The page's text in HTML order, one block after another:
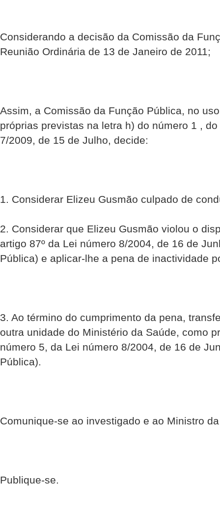
Considerando a decisão da Comissão da
Reunião Ordinária de 13 de Janeiro de 2011;
Assim, a Comissão da Função Pública, no
próprias previstas na letra h) do número 1 , do
7/2009, de 15 de Julho, decide:
1. Considerar Elizeu Gusmão culpado de
2. Considerar que Elizeu Gusmão violou o
artigo 87º da Lei número 8/2004, de 16 de
Pública) e aplicar-lhe a pena de inactividade
3. Ao término do cumprimento da pena,
outra unidade do Ministério da Saúde, como
número 5, da Lei número 8/2004, de 16 de
Pública).
Comunique-se ao investigado e ao Ministro
Publique-se.